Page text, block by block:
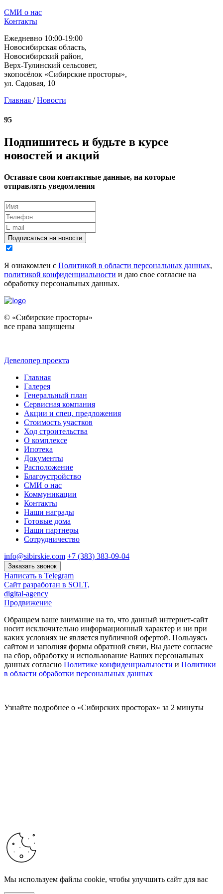
СМИ о нас
Контакты
Ежедневно 10:00-19:00
Новосибирская область,
Новосибирский район,
Верх-Тулинский сельсовет,
экопосёлок «Сибирские просторы»,
ул. Садовая, 10
Главная / Новости
95
Подпишитесь и будьте в курсе
новостей и акций
Оставьте свои контактные данные, на которые
отправлять уведомления
Подписаться на новости
Я ознакомлен с Политикой в области персональных данных,
политикой конфиденциальности и даю свое согласие на
обработку персональных данных.
© «Сибирские просторы»
все права защищены
Девелопер проекта
Главная
Галерея
Генеральный план
Сервисная компания
Акции и спец. предложения
Стоимость участков
Ход строительства
О комплексе
Ипотека
Документы
Расположение
Благоустройство
СМИ о нас
Коммуникации
Контакты
Наши награды
Готовые дома
Наши партнеры
Сотрудничество
info@sibirskie.com +7 (383) 383-09-04
Заказать звонок
Написать в Telegram
Сайт разработан в SOLT,
digital-agency
Продвижение
Обращаем ваше внимание на то, что данный интернет-сайт
носит исключительно информационный характер и ни при
каких условиях не является публичной офертой. Пользуясь
сайтом и заполняя формы обратной связи, Вы даете согласие
на сбор, обработку и использование Ваших персональных
данных согласно Политике конфиденциальности и Политики
в области обработки персональных данных
Узнайте подробнее о «Сибирских просторах» за 2 минуты
Мы используем файлы cookie, чтобы улучшить сайт для вас